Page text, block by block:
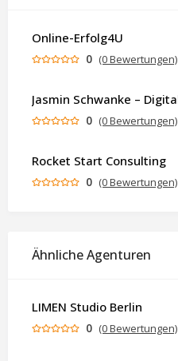
Online-Erfolg4U
0 (0 Bewertungen)
0 (0 Bewertungen)
Rocket Start Consulting
0 (0 Bewertungen)
Ähnliche Agenturen
LIMEN Studio Berlin
0 (0 Bewertungen)